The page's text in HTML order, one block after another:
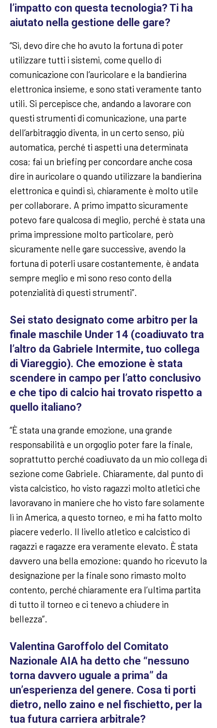
l’impatto con questa tecnologia? Ti ha
aiutato nella gestione delle gare?
“Sì, devo dire che ho avuto la fortuna di poter
utilizzare tutti i sistemi, come quello di
comunicazione con l’auricolare e la bandierina
elettronica insieme, e sono stati veramente tanto
utili. Si percepisce che, andando a lavorare con
questi strumenti di comunicazione, una parte
dell’arbitraggio diventa, in un certo senso, più
automatica, perché ti aspetti una determinata
cosa; fai un briefing per concordare anche cosa
dire in auricolare o quando utilizzare la bandierina
elettronica e quindi sì, chiaramente è molto utile
per collaborare. A primo impatto sicuramente
potevo fare qualcosa di meglio, perché è stata una
prima impressione molto particolare, però
sicuramente nelle gare successive, avendo la
fortuna di poterli usare costantemente, è andata
sempre meglio e mi sono reso conto della
potenzialità di questi strumenti”.
Sei stato designato come arbitro per la
finale maschile Under 14 (coadiuvato tra
l’altro da Gabriele Intermite, tuo collega
di Viareggio). Che emozione è stata
scendere in campo per l’atto conclusivo
e che tipo di calcio hai trovato rispetto a
quello italiano?
“È stata una grande emozione, una grande
responsabilità e un orgoglio poter fare la finale,
soprattutto perché coadiuvato da un mio collega di
sezione come Gabriele. Chiaramente, dal punto di
vista calcistico, ho visto ragazzi molto atletici che
lavoravano in maniere che ho visto fare solamente
lì in America, a questo torneo, e mi ha fatto molto
piacere vederlo. Il livello atletico e calcistico di
ragazzi e ragazze era veramente elevato. È stata
davvero una bella emozione: quando ho ricevuto la
designazione per la finale sono rimasto molto
contento, perché chiaramente era l’ultima partita
di tutto il torneo e ci tenevo a chiudere in
bellezza”.
Valentina Garoffolo del Comitato
Nazionale AIA ha detto che “nessuno
torna davvero uguale a prima” da
un’esperienza del genere. Cosa ti porti
dietro, nello zaino e nel fischietto, per la
tua futura carriera arbitrale?